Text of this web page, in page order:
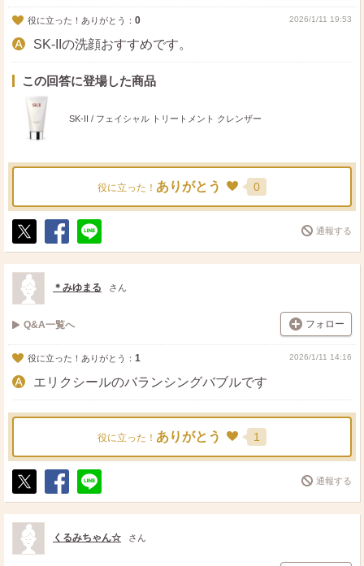
役に立った！ありがとう： 0 2026/1/11 19:53
SK-IIの洗顔おすすめです。
この回答に登場した商品
SK-II / フェイシャル トリートメント クレンザー
役に立った！ ありがとう 0
ポ
ス
ト
シ
ェ
送
る
通報する
＊みゆまる さん
Q&A一覧へ フォロー
役に立った！ありがとう： 1 2026/1/11 14:16
エリクシールのバランシングバブルです
役に立った！ ありがとう 1
ポ
ス
ト
シ
ェ
送
る
通報する
くるみちゃん☆ さん